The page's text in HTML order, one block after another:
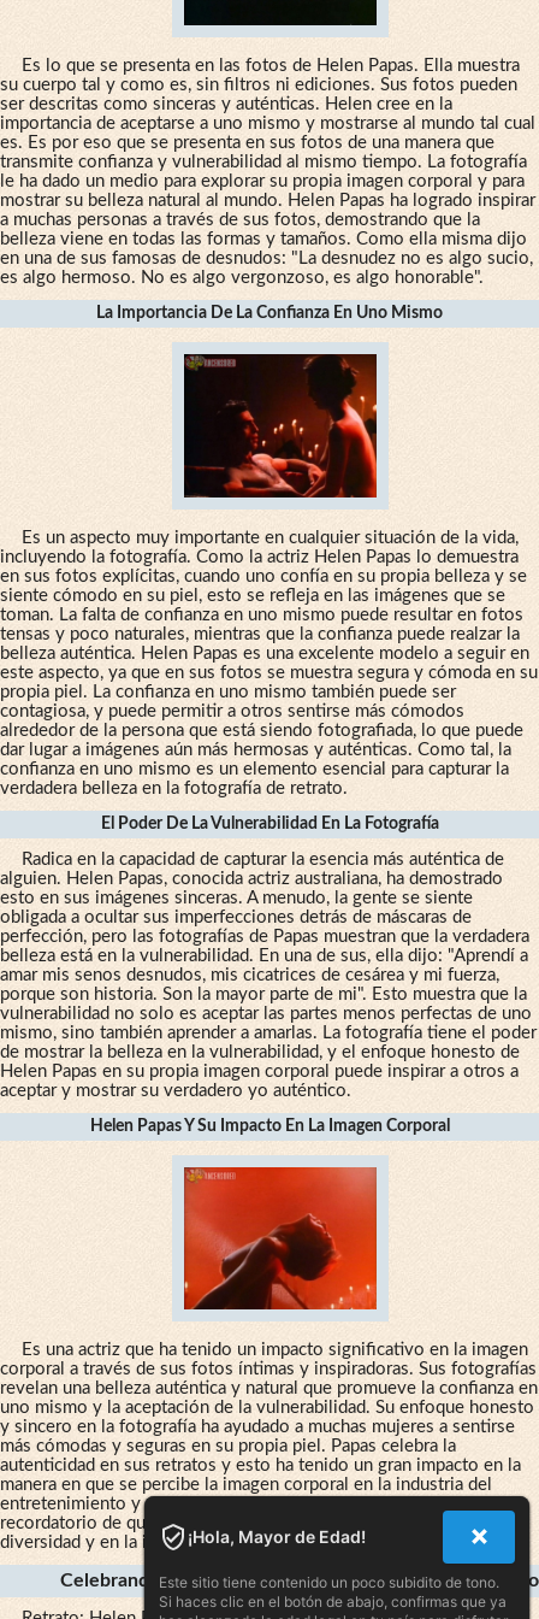
Es lo que se presenta en las fotos de Helen Papas. Ella muestra
su cuerpo tal y como es, sin filtros ni ediciones. Sus fotos pueden
ser descritas como sinceras y auténticas. Helen cree en la
importancia de aceptarse a uno mismo y mostrarse al mundo tal cual
es. Es por eso que se presenta en sus fotos de una manera que
transmite confianza y vulnerabilidad al mismo tiempo. La fotografía
le ha dado un medio para explorar su propia imagen corporal y para
mostrar su belleza natural al mundo. Helen Papas ha logrado inspirar
a muchas personas a través de sus fotos, demostrando que la
belleza viene en todas las formas y tamaños. Como ella misma dijo
en una de sus famosas de desnudos: "La desnudez no es algo sucio,
es algo hermoso. No es algo vergonzoso, es algo honorable".
La Importancia De La Confianza En Uno Mismo
Es un aspecto muy importante en cualquier situación de la vida,
incluyendo la fotografía. Como la actriz Helen Papas lo demuestra
en sus fotos explícitas, cuando uno confía en su propia belleza y se
siente cómodo en su piel, esto se refleja en las imágenes que se
toman. La falta de confianza en uno mismo puede resultar en fotos
tensas y poco naturales, mientras que la confianza puede realzar la
belleza auténtica. Helen Papas es una excelente modelo a seguir en
este aspecto, ya que en sus fotos se muestra segura y cómoda en su
propia piel. La confianza en uno mismo también puede ser
contagiosa, y puede permitir a otros sentirse más cómodos
alrededor de la persona que está siendo fotografiada, lo que puede
dar lugar a imágenes aún más hermosas y auténticas. Como tal, la
confianza en uno mismo es un elemento esencial para capturar la
verdadera belleza en la fotografía de retrato.
El Poder De La Vulnerabilidad En La Fotografía
Radica en la capacidad de capturar la esencia más auténtica de
alguien. Helen Papas, conocida actriz australiana, ha demostrado
esto en sus imágenes sinceras. A menudo, la gente se siente
obligada a ocultar sus imperfecciones detrás de máscaras de
perfección, pero las fotografías de Papas muestran que la verdadera
belleza está en la vulnerabilidad. En una de sus, ella dijo: "Aprendí a
amar mis senos desnudos, mis cicatrices de cesárea y mi fuerza,
porque son historia. Son la mayor parte de mi". Esto muestra que la
vulnerabilidad no solo es aceptar las partes menos perfectas de uno
mismo, sino también aprender a amarlas. La fotografía tiene el poder
de mostrar la belleza en la vulnerabilidad, y el enfoque honesto de
Helen Papas en su propia imagen corporal puede inspirar a otros a
aceptar y mostrar su verdadero yo auténtico.
Helen Papas Y Su Impacto En La Imagen Corporal
Es una actriz que ha tenido un impacto significativo en la imagen
corporal a través de sus fotos íntimas y inspiradoras. Sus fotografías
revelan una belleza auténtica y natural que promueve la confianza en
uno mismo y la aceptación de la vulnerabilidad. Su enfoque honesto
y sincero en la fotografía ha ayudado a muchas mujeres a sentirse
más cómodas y seguras en su propia piel. Papas celebra la
autenticidad en sus retratos y esto ha tenido un gran impacto en la
manera en que se percibe la imagen corporal en la industria del
entretenimiento y en la sociedad en general. Su trabajo es un
recordatorio de que la verdadera belleza se encuentra en la
diversidad y en la individualidad de cada persona.
Celebrando La Autenticidad En La Fotografía De Retrato
¡Hola, Mayor de Edad!
Este sitio tiene contenido un poco subidito de tono.
Si haces clic en el botón de abajo, confirmas que ya